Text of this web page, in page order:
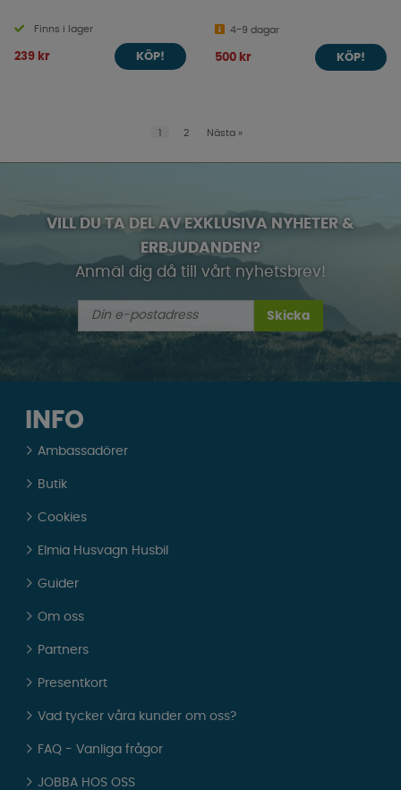
Finns i lager
239 kr KÖP!
4-9 dagar
500 kr KÖP!
1 2 Nästa »
VILL DU TA DEL AV EXKLUSIVA NYHETER &
ERBJUDANDEN?
Anmäl dig då till vårt nyhetsbrev!
Skicka
INFO
Ambassadörer
Butik
Cookies
Elmia Husvagn Husbil
Guider
Om oss
Partners
Presentkort
Vad tycker våra kunder om oss?
FAQ - Vanliga frågor
JOBBA HOS OSS